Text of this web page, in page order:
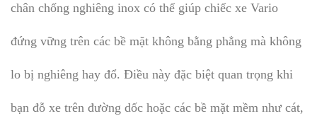
chân chống nghiêng inox có thể giúp chiếc xe Vario
đứng vững trên các bề mặt không bằng phẳng mà không
lo bị nghiêng hay đổ. Điều này đặc biệt quan trọng khi
bạn đỗ xe trên đường dốc hoặc các bề mặt mềm như cát,